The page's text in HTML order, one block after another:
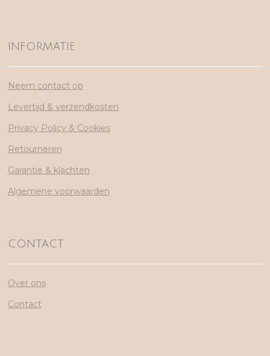
INFORMATIE
Neem contact op
Levertijd & verzendkosten
Privacy Policy & Cookies
Retourneren
Garantie & klachten
Algemene voorwaarden
CONTACT
Over ons
Contact